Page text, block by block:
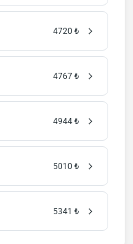
4720 ₺
4767 ₺
4944 ₺
5010 ₺
5341 ₺